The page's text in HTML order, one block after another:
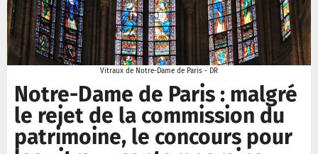
Vitraux de Notre-Dame de Paris - DR
Notre-Dame de Paris : malgré
le rejet de la commission du
patrimoine, le concours pour